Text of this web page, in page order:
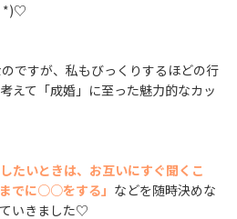
*)♡
ですが、私もびっくりするほどの行
えて「成婚」に至った魅力的なカッ
たいときは、お互いにすぐ聞くこ
でに○○をする」 などを随時決めな
いきました♡